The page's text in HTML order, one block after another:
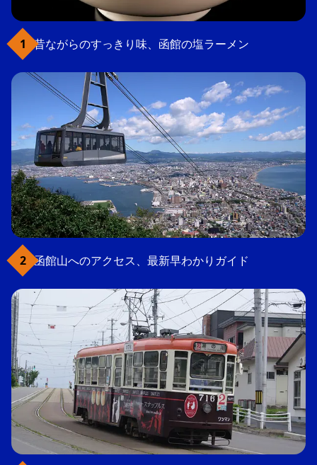
昔ながらのすっきり味、函館の塩ラーメン
函館山へのアクセス、最新早わかりガイド